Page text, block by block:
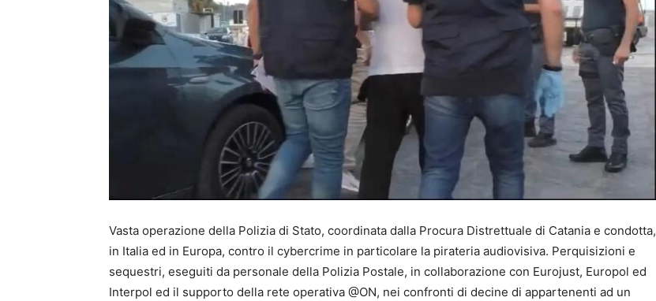
Vasta operazione della Polizia di Stato, coordinata dalla Procura Distrettuale di Catania e condotta,
in Italia ed in Europa, contro il cybercrime in particolare la pirateria audiovisiva. Perquisizioni e
sequestri, eseguiti da personale della Polizia Postale, in collaborazione con Eurojust, Europol ed
Interpol ed il supporto della rete operativa @ON, nei confronti di decine di appartenenti ad un